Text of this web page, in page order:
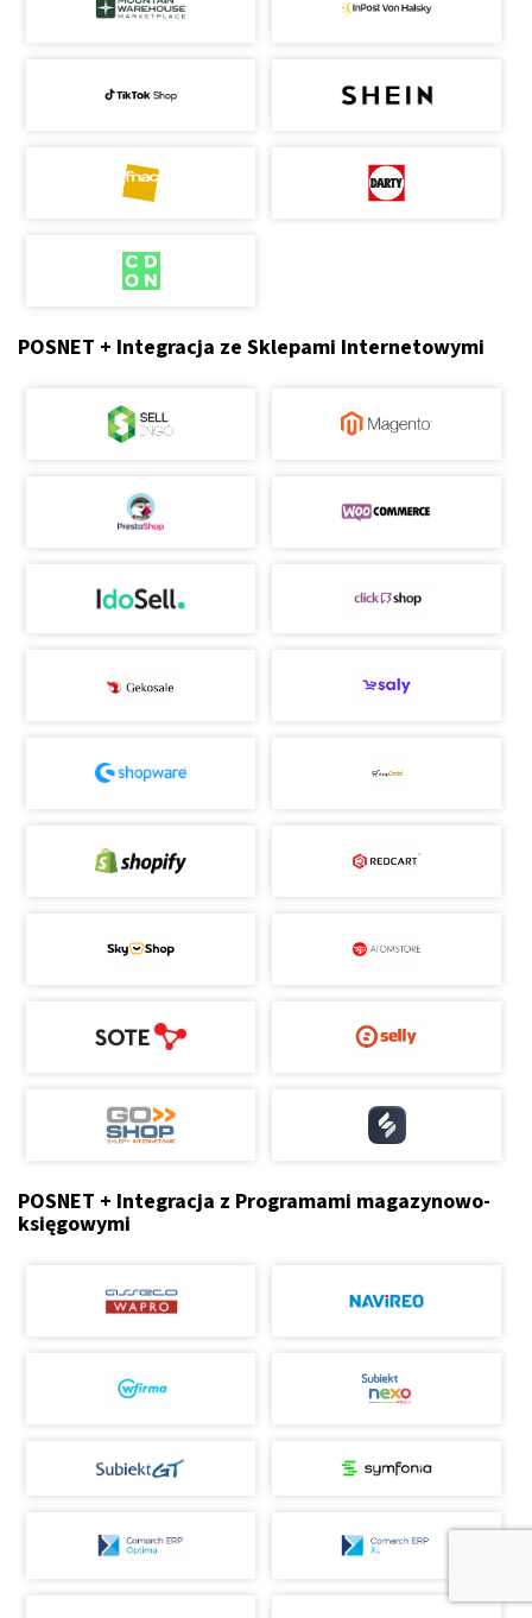
POSNET + Integracja ze Sklepami Internetowymi
POSNET + Integracja z Programami magazynowo-
księgowymi